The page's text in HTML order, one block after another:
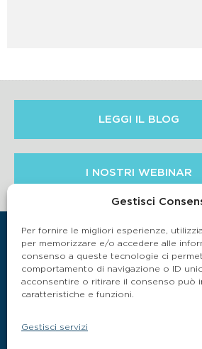
Gestisci
Per fornire le migliori esperienze,
per memorizzare e/o accedere alle
consenso a queste tecnologie ci
comportamento di navigazione o ID
acconsentire o ritirare il consenso può
caratteristiche e funzioni.
Gestisci servizi
LEGGI IL BLOG
I NOSTRI WEBINAR